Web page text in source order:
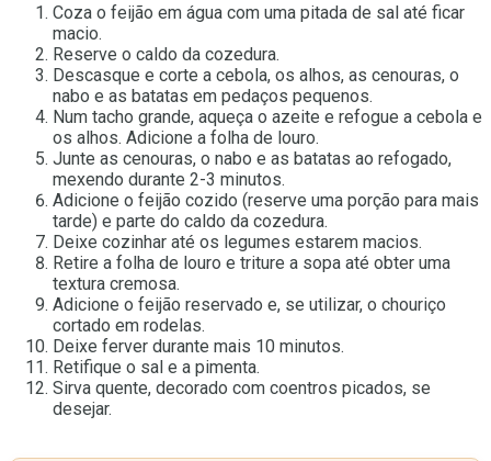
Coza o feijão em água com uma pitada de sal até ficar
macio.
Reserve o caldo da cozedura.
Descasque e corte a cebola, os alhos, as cenouras, o
nabo e as batatas em pedaços pequenos.
Num tacho grande, aqueça o azeite e refogue a cebola e
os alhos. Adicione a folha de louro.
Junte as cenouras, o nabo e as batatas ao refogado,
mexendo durante 2-3 minutos.
Adicione o feijão cozido (reserve uma porção para mais
tarde) e parte do caldo da cozedura.
Deixe cozinhar até os legumes estarem macios.
Retire a folha de louro e triture a sopa até obter uma
textura cremosa.
Adicione o feijão reservado e, se utilizar, o chouriço
cortado em rodelas.
Deixe ferver durante mais 10 minutos.
Retifique o sal e a pimenta.
Sirva quente, decorado com coentros picados, se
desejar.